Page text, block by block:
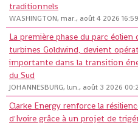
traditionnels
WASHINGTON, mar., août 4 2026 16:59
La première phase du parc
turbines Goldwind, devient
importante dans la transition
du Sud
JOHANNESBURG, lun., août 3 2026
Clarke Energy renforce la
d'Ivoire grâce à un projet de